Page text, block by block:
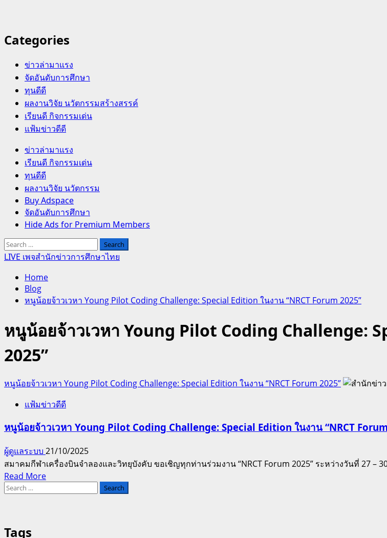
Categories
ข่าวล่ามาแรง
จัดอันดับการศึกษา
ทุนดีดี
ผลงานวิจัย นวัตกรรมสร้างสรรค์
เรียนดี กิจกรรมเด่น
แฟ้มข่าวดีดี
Primary
Menu
ข่าวล่ามาแรง
เรียนดี กิจกรรมเด่น
ทุนดีดี
ผลงานวิจัย นวัตกรรม
Buy Adspace
จัดอันดับการศึกษา
Hide Ads for Premium Members
Search
for:
LIVE เพจสำนักข่าวการศึกษาไทย
Home
Blog
หนูน้อยจ้าวเวหา Young Pilot Coding Challenge: Special Edition ในงาน “NRCT Forum 2025”
หนูน้อยจ้าวเวหา Young Pilot Coding Challenge:
2025”
หนูน้อยจ้าวเวหา Young Pilot Coding Challenge: Special Edition ในงาน “NRCT Forum 2025”
แฟ้มข่าวดีดี
หนูน้อยจ้าวเวหา Young Pilot Coding Challenge: Special Edition ในงาน “NRCT
ผู้ดูแลระบบ 21/10/2025
สมาคมกีฬาเครื่องบินจำลองและวิทยุบังคับ ขอเชิญทุกท่านร่วมงาน “NRCT Forum 2025” ระหว่างวันที่ 27
Read MoreRead
Search
Tags